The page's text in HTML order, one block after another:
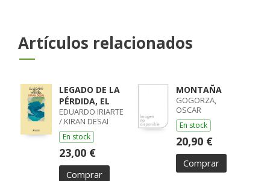
Artículos relacionados
LEGADO DE LA
PÉRDIDA, EL
EDUARDO IRIARTE
/ KIRAN DESAI
En stock
23,00 €
Comprar
MONTAÑA
GOGORZA,
OSCAR
En stock
20,90 €
Comprar